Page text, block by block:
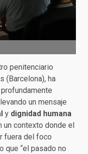
penitenciario
(Barcelona), ha
un mensaje
y dignidad humana
contexto donde el
fuera del foco
que “el pasado no